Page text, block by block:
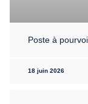
Poste à
18 juin 2026